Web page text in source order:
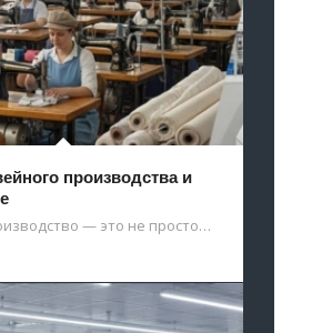
производства и
— это не просто…